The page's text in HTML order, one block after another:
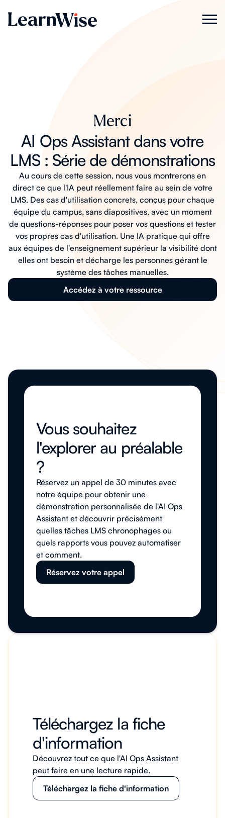
Merci
AI Ops Assistant dans votre
LMS : Série de démonstrations
Au cours de cette session, nous vous montrerons en
direct ce que l'IA peut réellement faire au sein de votre
LMS. Des cas d'utilisation concrets, conçus pour chaque
équipe du campus, sans diapositives, avec un moment
de questions-réponses pour poser vos questions et tester
vos propres cas d'utilisation. Une IA pratique qui offre
aux équipes de l'enseignement supérieur la visibilité dont
elles ont besoin et décharge les personnes gérant le
système des tâches manuelles.
Accédez à votre ressource
Vous souhaitez
l'explorer au préalable
?
Réservez un appel de 30 minutes avec
notre équipe pour obtenir une
démonstration personnalisée de l'AI Ops
Assistant et découvrir précisément
quelles tâches LMS chronophages ou
quels rapports vous pouvez automatiser
et comment.
Réservez votre appel
Téléchargez la fiche
d'information
Découvrez tout ce que l'AI Ops Assistant
peut faire en une lecture rapide.
Téléchargez la fiche d'information